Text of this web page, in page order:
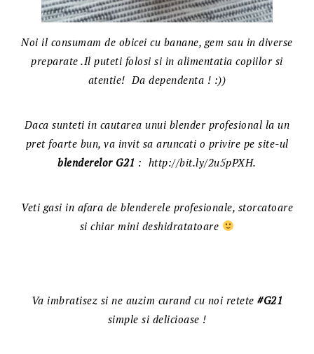
Noi il consumam de obicei cu banane, gem sau in diverse
preparate .Il puteti folosi si in alimentatia copiilor si
atentie! Da dependenta ! :))
Daca sunteti in cautarea unui blender profesional la un
pret foarte bun, va invit sa aruncati o privire pe site-ul
blenderelor G21 : http://bit.ly/2u5pPXH.
Veti gasi in afara de blenderele profesionale, storcatoare
si chiar mini deshidratatoare
Va imbratisez si ne auzim curand cu noi retete#G21
simple si delicioase !